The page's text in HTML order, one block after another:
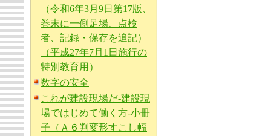
（令和6年3月9日第17版、
巻末に一側足場、点検
者、記録・保存を追記）
（平成27年7月1日施行の
特別教育用）
数字の安全
これが建設現場だ-建設現
場ではじめて働く方-小冊
子（Ａ６判変形すこし幅